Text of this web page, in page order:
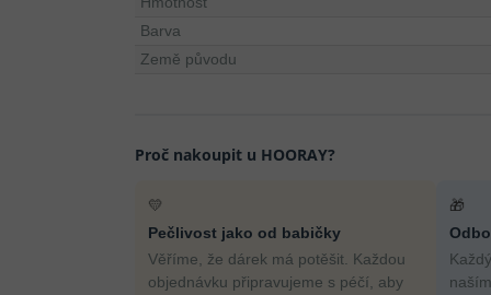
Barva
Země původu
Proč nakoupit u HOORAY?
💛
Pečlivost jako od babičky
Věříme, že dárek má potěšit. Každou
objednávku připravujeme s péčí, aby
🎁